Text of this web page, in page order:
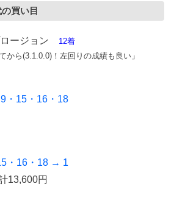
買い目
ロージョン
12着
から(3.1.0.0)！左回りの成績も良い」
・15・16・18
・16・18 → 1
円